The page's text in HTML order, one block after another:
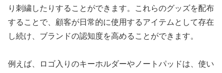
り刺繍したりすることができます。これらのグッズを配布
することで、顧客が日常的に使用するアイテムとして存在
し続け、ブランドの認知度を高めることができます。
例えば、ロゴ入りのキーホルダーやノートパッドは、使い